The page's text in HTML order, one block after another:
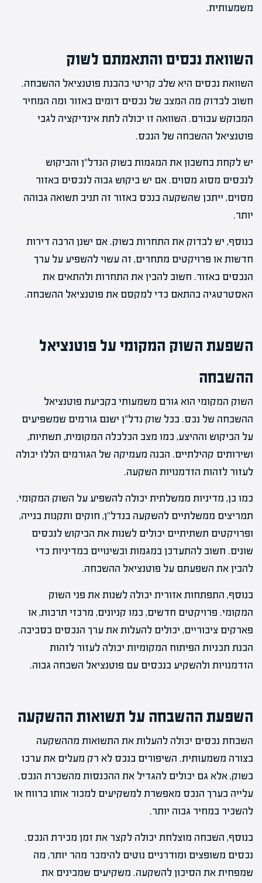
משמעותית.
השוואת נכסים והתאמתם לשוק
השוואת נכסים היא שלב קריטי בהבנת פוטנציאל ההשבחה.
חשוב לבדוק מה המצב של נכסים דומים באזור ומה המחיר
המבוקש עבורם. השוואה זו יכולה לתת אינדיקציה לגבי
פוטנציאל ההשבחה של הנכס.
יש לקחת בחשבון את המגמות בשוק הנדל"ן והביקוש
לנכסים מסוג מסוים. אם יש ביקוש גבוה לנכסים באזור
מסוים, ייתכן שהשקעה בנכס באזור זה תניב תשואה גבוהה
יותר.
בנוסף, יש לבדוק את התחרות בשוק. אם ישנן הרבה דירות
חדשות או פרויקטים מתחרים, זה עשוי להשפיע על ערך
הנכסים באזור. חשוב להבין את התחרות ולהתאים את
האסטרטגיה בהתאם כדי למקסם את פוטנציאל ההשבחה.
השפעת השוק המקומי על פוטנציאל
ההשבחה
השוק המקומי הוא גורם משמעותי בקביעת פוטנציאל
ההשבחה של נכס. בכל שוק נדל"ן ישנם גורמים שמשפיעים
על הביקוש וההיצע, כמו מצב הכלכלה המקומית, תשתיות,
ושירותים קהילתיים. הבנה מעמיקה של הגורמים הללו יכולה
לעזור לזהות הזדמנויות השקעה.
כמו כן, מדיניות ממשלתית יכולה להשפיע על השוק המקומי.
תמריצים ממשלתיים להשקעה בנדל"ן, חוקים ותקנות בנייה,
ופרויקטים תשתיתיים יכולים לשנות את הביקוש לנכסים
שונים. חשוב להתעדכן במגמות ובשינויים במדיניות כדי
להבין את השפעתם על פוטנציאל ההשבחה.
בנוסף, התפתחות אזורית יכולה לשנות את פני השוק
המקומי. פרויקטים חדשים, כמו קניונים, מרכזי תרבות, או
פארקים ציבוריים, יכולים להעלות את ערך הנכסים בסביבה.
הבנת תכניות הפיתוח המקומיות יכולה לעזור לזהות
הזדמנויות ולהשקיע בנכסים עם פוטנציאל השבחה גבוה.
השפעת ההשבחה על תשואות ההשקעה
השבחת נכסים יכולה להעלות את התשואות מההשקעה
בצורה משמעותית. השיפורים בנכס לא רק מעלים את ערכו
בשוק, אלא גם יכולים להגדיל את ההכנסות מהשכרת הנכס.
עלייה בערך הנכס מאפשרת למשקיעים למכור אותו ברווח או
להשכיר במחיר גבוה יותר.
בנוסף, השבחה מוצלחת יכולה לקצר את זמן מכירת הנכס.
נכסים משופצים ומודרניים נוטים להימכר מהר יותר, מה
שמפחית את הסיכון להשקעה. משקיעים שמבינים את